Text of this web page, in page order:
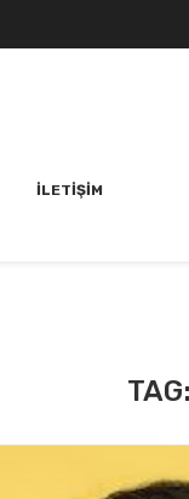
İLETIŞIM
TAG: